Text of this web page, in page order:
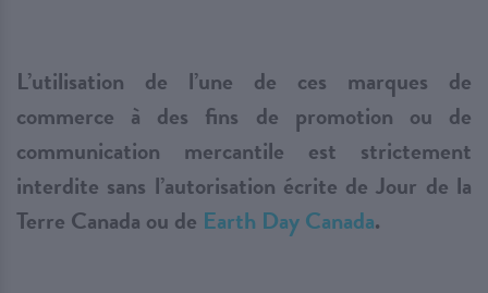
L’utilisation de l’une de ces marques de
commerce à des fins de promotion ou de
communication mercantile est strictement
interdite sans l’autorisation écrite de Jour de la
Terre Canada ou de Earth Day Canada.